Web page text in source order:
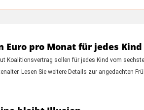
Euro pro Monat für jedes
Koalitionsvertrag sollen für jedes Kind vom
Lesen Sie weitere Details zur angedachten